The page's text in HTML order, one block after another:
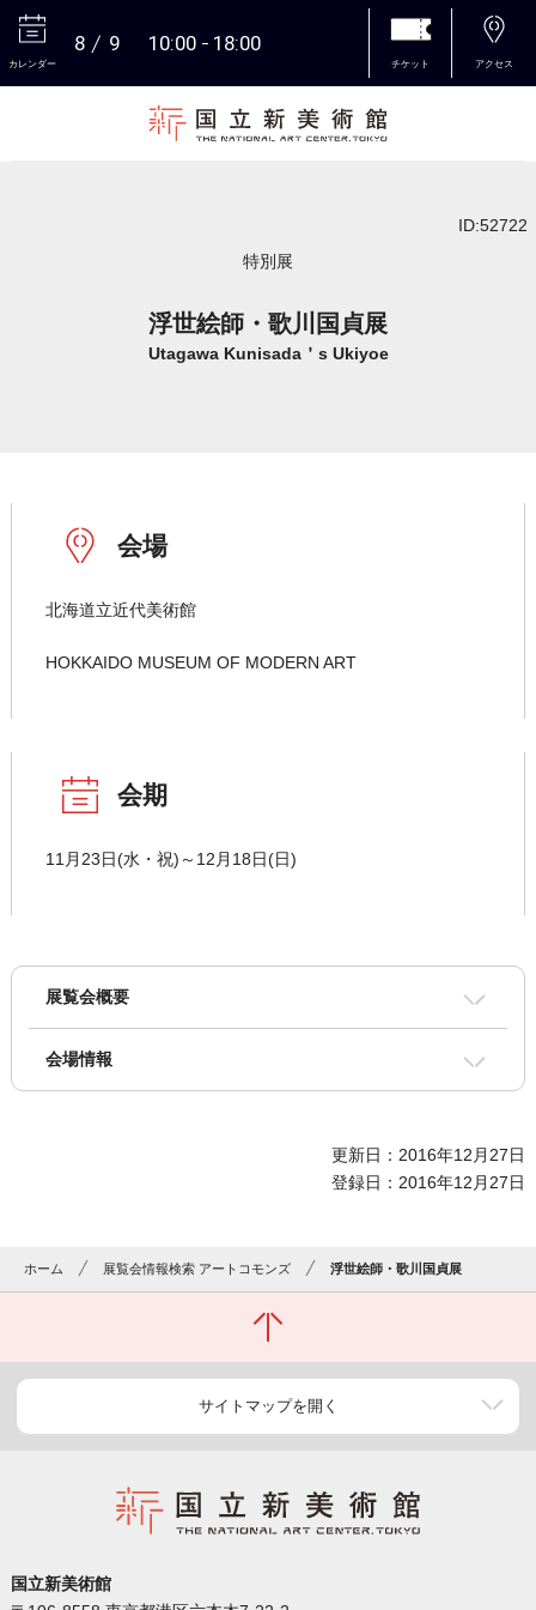
カレンダー
8 9 10:00 18:00
チケット アクセス
ID:52722
特別展
浮世絵師・歌川国貞展
Utagawa Kunisada＇s Ukiyoe
会場
北海道立近代美術館
HOKKAIDO MUSEUM OF MODERN ART
会期
11月23日(水・祝)～12月18日(日)
展覧会概要
会場情報
更新日：2016年12月27日
登録日：2016年12月27日
ホーム 展覧会情報検索 アートコモンズ 浮世絵師・歌川国貞展
サイトマップを開く
国立新美術館